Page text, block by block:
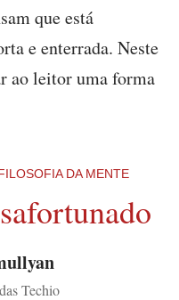
que está
e enterrada. Neste
ao leitor uma forma
DA MENTE
Techio